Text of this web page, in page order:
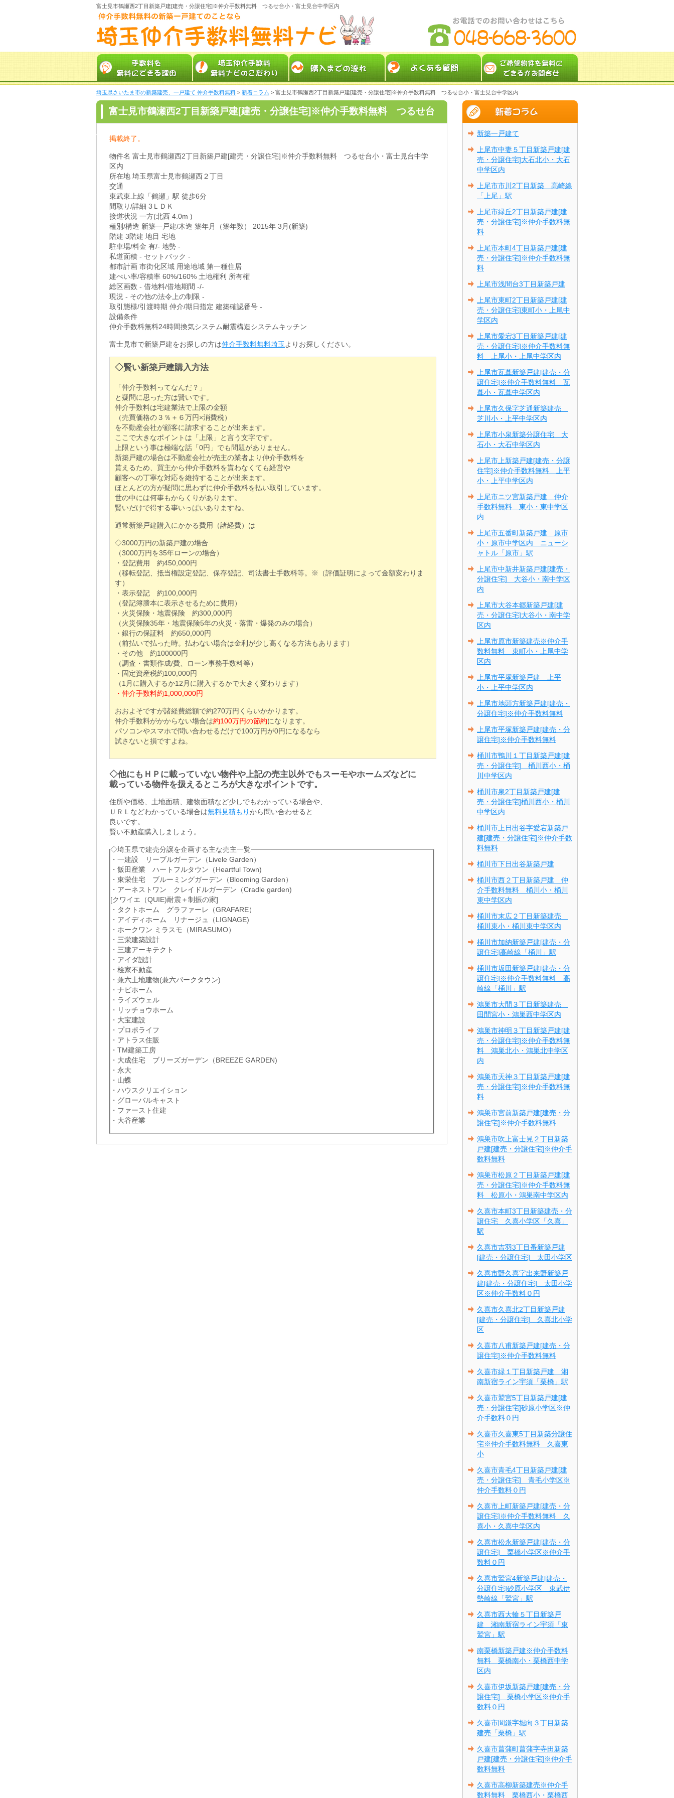
富士見市鶴瀬西2丁目新築戸建[建売・分譲住宅]※仲介手数料無料 つるせ台小・富士見台中学区内
埼玉県さいたま市の新築建売、一戸建て 仲介手数料無料 > 新着コラム > 富士見市鶴瀬西2丁目新築戸建[建売・分譲住宅]※仲介手数料無料 つるせ台小・富士見台中学区内
富士見市鶴瀬西2丁目新築戸建[建売・分譲住宅]※仲介手数料無料 つるせ台
小・富士見台中学区内
掲載終了。
物件名 富士見市鶴瀬西2丁目新築戸建[建売・分譲住宅]※仲介手数料無料 つるせ台小・富士見台中学
区内
所在地 埼玉県富士見市鶴瀬西２丁目
交通
東武東上線「鶴瀬」駅 徒歩6分
間取り/詳細 3ＬＤＫ
接道状況 一方(北西 4.0m )
種別/構造 新築一戸建/木造 築年月（築年数） 2015年 3月(新築)
階建 3階建 地目 宅地
駐車場/料金 有/- 地勢 -
私道面積 - セットバック -
都市計画 市街化区域 用途地域 第一種住居
建ぺい率/容積率 60%/160% 土地権利 所有権
総区画数 - 借地料/借地期間 -/-
現況 - その他の法令上の制限 -
取引態様/引渡時期 仲介/期日指定 建築確認番号 -
設備条件
仲介手数料無料24時間換気システム耐震構造システムキッチン
富士見市で新築戸建をお探しの方は仲介手数料無料埼玉 よりお探しください。
◇賢い新築戸建購入方法
「仲介手数料ってなんだ？」
と疑問に思った方は賢いです。
仲介手数料は宅建業法で上限の金額
（売買価格の３％＋６万円×消費税）
を不動産会社が顧客に請求することが出来ます。
ここで大きなポイントは「上限」と言う文字です。
上限という事は極端な話「0円」でも問題がありません。
新築戸建の場合は不動産会社が売主の業者より仲介手数料を
貰えるため、買主から仲介手数料を貰わなくても経営や
顧客への丁寧な対応を維持することが出来ます。
ほとんどの方が疑問に思わずに仲介手数料を払い取引しています。
世の中には何事もからくりがあります。
賢いだけで得する事いっぱいありますね。
通常新築戸建購入にかかる費用（諸経費）は
◇3000万円の新築戸建の場合
（3000万円を35年ローンの場合）
・登記費用 約450,000円
（移転登記、抵当権設定登記、保存登記、司法書士手数料等。※（評価証明によって金額変わりま
す）
・表示登記 約100,000円
（登記簿謄本に表示させるために費用）
・火災保険・地震保険 約300,000円
（火災保険35年・地震保険5年の火災・落雷・爆発のみの場合）
・銀行の保証料 約650,000円
（前払いで払った時。払わない場合は金利が少し高くなる方法もあります）
・その他 約100000円
（調査・書類作成/費、ローン事務手数料等）
・固定資産税約100,000円
（1月に購入するか12月に購入するかで大きく変わります）
・仲介手数料約1,000,000円
おおよそですが諸経費総額で約270万円くらいかかります。
仲介手数料がかからない場合は約100万円の節約になります。
パソコンやスマホで問い合わせるだけで100万円が0円になるなら
試さないと損ですよね。
◇他にもＨＰに載っていない物件や上記の売主以外でもスーモやホームズなどに
載っている物件を扱えるところが大きなポイントです。
住所や価格、土地面積、建物面積など少しでもわかっている場合や、
ＵＲＬなどわかっている場合は無料見積もりから問い合わせると
良いです。
賢い不動産購入しましょう。
◇埼玉県で建売分譲を企画する主な売主一覧
・一建設 リーブルガーデン（Livele Garden）
・飯田産業 ハートフルタウン（Heartful Town)
・東栄住宅 ブルーミングガーデン（Blooming Garden）
・アーネストワン クレイドルガーデン（Cradle garden)
[クワイエ（QUIE)耐震＋制振の家]
・タクトホーム グラファーレ（GRAFARE）
・アイディホーム リナージュ（LIGNAGE)
・ホークワン ミラスモ（MIRASUMO）
・三栄建築設計
・三建アーキテクト
・アイダ設計
・桧家不動産
・兼六土地建物(兼六パークタウン)
・ナビホーム
・ライズウェル
・リッチョウホーム
・大宝建設
・プロポライフ
・アトラス住販
・TM建築工房
・大成住宅 ブリーズガーデン（BREEZE GARDEN)
・永大
・山蝶
・ハウスクリエイション
・グローバルキャスト
・ファースト住建
・大谷産業
新築一戸建て
上尾市中妻５丁目新築戸建[建
売・分譲住宅]大石北小・大石
中学区内
上尾市市川2丁目新築 高崎線
「上尾」駅
上尾市緑丘2丁目新築戸建[建
売・分譲住宅]※仲介手数料無
料
上尾市本町4丁目新築戸建[建
売・分譲住宅]※仲介手数料無
料
上尾市浅間台3丁目新築戸建
上尾市東町2丁目新築戸建[建
売・分譲住宅]東町小・上尾中
学区内
上尾市愛宕3丁目新築戸建[建
売・分譲住宅]※仲介手数料無
料 上尾小・上尾中学区内
上尾市瓦葺新築戸建[建売・分
譲住宅]※仲介手数料無料 瓦
葺小・瓦葺中学区内
上尾市久保字芝通新築建売
芝川小・上平中学区内
上尾市小泉新築分譲住宅 大
石小・大石中学区内
上尾市上新築戸建[建売・分譲
住宅]※仲介手数料無料 上平
小・上平中学区内
上尾市ニツ宮新築戸建 仲介
手数料無料 東小・東中学区
内
上尾市五番町新築戸建 原市
小・原市中学区内 ニューシ
ャトル「原市」駅
上尾市中新井新築戸建[建売・
分譲住宅] 大谷小・南中学区
内
上尾市大谷本郷新築戸建[建
売・分譲住宅]大谷小・南中学
区内
上尾市原市新築建売※仲介手
数料無料 東町小・上尾中学
区内
上尾市平塚新築戸建 上平
小・上平中学区内
上尾市地頭方新築戸建[建売・
分譲住宅]※仲介手数料無料
上尾市平塚新築戸建[建売・分
譲住宅]※仲介手数料無料
桶川市鴨川１丁目新築戸建[建
売・分譲住宅] 桶川西小・桶
川中学区内
桶川市泉2丁目新築戸建[建
売・分譲住宅]桶川西小・桶川
中学区内
桶川市上日出谷字愛宕新築戸
建[建売・分譲住宅]※仲介手数
料無料
桶川市下日出谷新築戸建
桶川市西２丁目新築戸建 仲
介手数料無料 桶川小・桶川
東中学区内
桶川市末広２丁目新築建売
桶川東小・桶川東中学区内
桶川市加納新築戸建[建売・分
譲住宅]高崎線「桶川」駅
桶川市坂田新築戸建[建売・分
譲住宅]※仲介手数料無料 高
崎線「桶川」駅
鴻巣市大間３丁目新築建売
田間宮小・鴻巣西中学区内
鴻巣市神明３丁目新築戸建[建
売・分譲住宅]※仲介手数料無
料 鴻巣北小・鴻巣北中学区
内
鴻巣市天神３丁目新築戸建[建
売・分譲住宅]※仲介手数料無
料
鴻巣市宮前新築戸建[建売・分
譲住宅]※仲介手数料無料
鴻巣市吹上富士見２丁目新築
戸建[建売・分譲住宅]※仲介手
数料無料
鴻巣市松原２丁目新築戸建[建
売・分譲住宅]※仲介手数料無
料 松原小・鴻巣南中学区内
久喜市本町3丁目新築建売・分
譲住宅 久喜小学区「久喜」
駅
久喜市吉羽3丁目番新築戸建
[建売・分譲住宅] 太田小学区
久喜市野久喜字出来野新築戸
建[建売・分譲住宅] 太田小学
区※仲介手数料０円
久喜市久喜北2丁目新築戸建
[建売・分譲住宅] 久喜北小学
区
久喜市八甫新築戸建[建売・分
譲住宅]※仲介手数料無料
久喜市緑１丁目新築戸建 湘
南新宿ライン宇須「栗橋」駅
久喜市鷲宮5丁目新築戸建[建
売・分譲住宅]砂原小学区※仲
介手数料０円
久喜市久喜東5丁目新築分譲住
宅※仲介手数料無料 久喜東
小
久喜市青毛4丁目新築戸建[建
売・分譲住宅] 青毛小学区※
仲介手数料０円
久喜市上町新築戸建[建売・分
譲住宅]※仲介手数料無料 久
喜小・久喜中学区内
久喜市松永新築戸建[建売・分
譲住宅] 栗橋小学区※仲介手
数料０円
久喜市鷲宮4新築戸建[建売・
分譲住宅]砂原小学区 東武伊
勢崎線「鷲宮」駅
久喜市西大輪５丁目新築戸
建 湘南新宿ライン宇須「東
鷲宮」駅
南栗橋新築戸建※仲介手数料
無料 栗橋南小・栗橋西中学
区内
久喜市伊坂新築戸建[建売・分
譲住宅] 栗橋小学区※仲介手
数料０円
久喜市間鎌字堀向３丁目新築
建売「栗橋」駅
久喜市菖蒲町菖蒲字寺田新築
戸建[建売・分譲住宅]※仲介手
数料無料
久喜市高柳新築建売※仲介手
数料無料 栗橋西小・栗橋西